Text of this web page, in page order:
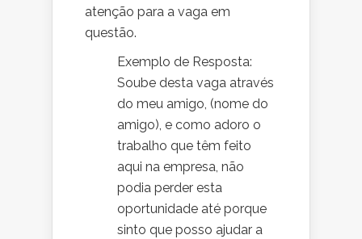
atenção para a vaga em
questão.
Exemplo de Resposta:
Soube desta vaga através
do meu amigo, (nome do
amigo), e como adoro o
trabalho que têm feito
aqui na empresa, não
podia perder esta
oportunidade até porque
sinto que posso ajudar a